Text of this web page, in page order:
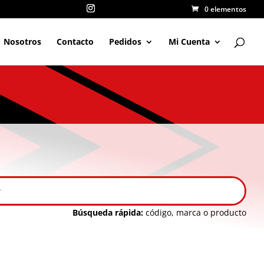
0 elementos
Nosotros Contacto Pedidos Mi Cuenta
Búsqueda rápida: código, marca o producto